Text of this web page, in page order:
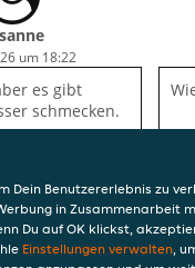
um 18:22
es gibt
schmecken.
Dein Benutzererlebnis zu
in Zusammenarbeit
Du auf OK klickst,
Einstellungen verwalten,